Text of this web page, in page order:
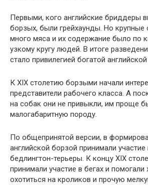
Первыми, кого английские бриддеры
борзых, были грейхаунды. Но крупные
много мяса и их содержание было по
узкому кругу людей. В итоге
стало привилегией богатой английской
К XIX столетию борзыми начали
представители рабочего класса. А
на собак они не привыкли, им проще
малогабаритную породу.
По общепринятой версии, в
английской борзой принимали участие
бедлингтон-терьеры. К концу XIX
принимали участие в бегах и помогали
охотиться на кроликов и прочую